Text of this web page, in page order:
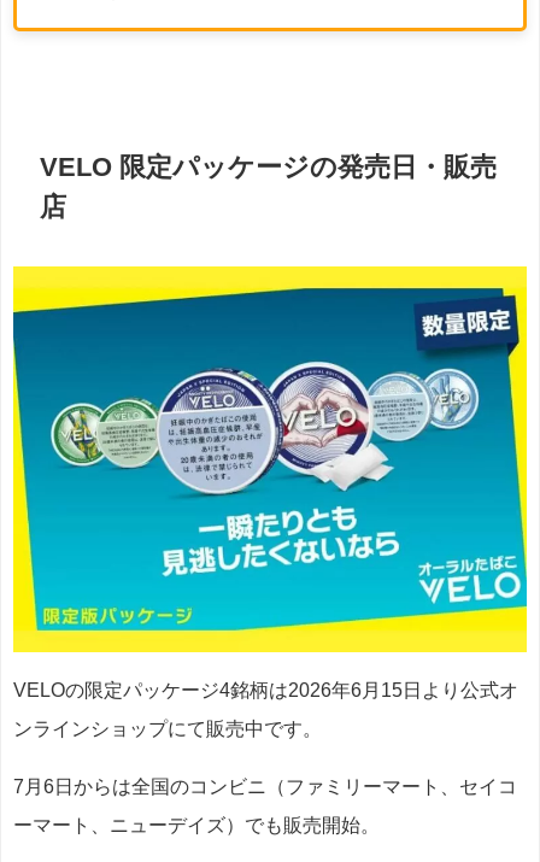
VELO 限定パッケージの発売日・販売
店
VELOの限定パッケージ4銘柄は2026年6月15日より公式オ
ンラインショップにて販売中です。
7月6日からは全国のコンビニ（ファミリーマート、セイコ
ーマート、ニューデイズ）でも販売開始。